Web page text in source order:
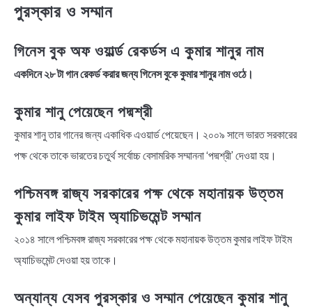
পুরস্কার ও সম্মান
গিনেস বুক অফ ওয়ার্ল্ড রেকর্ডস এ কুমার শানুর নাম
একদিনে ২৮ টা গান রেকর্ড করার জন্য গিনেস বুকে কুমার শানুর নাম ওঠে।
কুমার শানু পেয়েছেন পদ্মশ্রী
কুমার শানু তার গানের জন্য একাধিক এওয়ার্ড পেয়েছেন। ২০০৯ সালে ভারত সরকারের
পক্ষ থেকে তাকে ভারতের চতুর্থ সর্বোচ্চ বেসামরিক সম্মাননা ‘পদ্মশ্রী’ দেওয়া হয়।
পশ্চিমবঙ্গ রাজ্য সরকারের পক্ষ থেকে মহানায়ক উত্তম
কুমার লাইফ টাইম অ্যাচিভমেন্ট সম্মান
২০১৪ সালে পশ্চিমবঙ্গ রাজ্য সরকারের পক্ষ থেকে মহানায়ক উত্তম কুমার লাইফ টাইম
অ্যাচিভমেন্ট দেওয়া হয় তাকে।
অন্যান্য যেসব পুরস্কার ও সম্মান পেয়েছেন কুমার শানু